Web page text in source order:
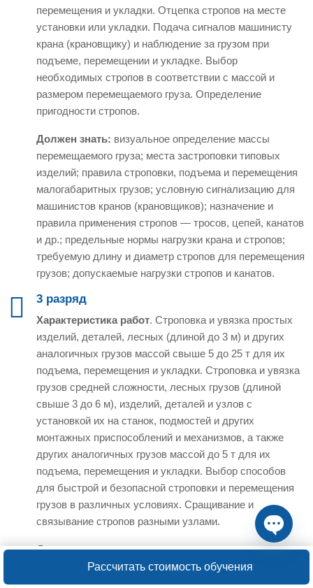
перемещения и укладки. Отцепка стропов на месте
установки или укладки. Подача сигналов машинисту
крана (крановщику) и наблюдение за грузом при
подъеме, перемещении и укладке. Выбор
необходимых стропов в соответствии с массой и
размером перемещаемого груза. Определение
пригодности стропов.
Должен знать: визуальное определение массы
перемещаемого груза; места застроповки типовых
изделий; правила строповки, подъема и перемещения
малогабаритных грузов; условную сигнализацию для
машинистов кранов (крановщиков); назначение и
правила применения стропов — тросов, цепей, канатов
и др.; предельные нормы нагрузки крана и стропов;
требуемую длину и диаметр стропов для перемещения
грузов; допускаемые нагрузки стропов и канатов.
3 разряд
Характеристика работ. Строповка и увязка простых
изделий, деталей, лесных (длиной до 3 м) и других
аналогичных грузов массой свыше 5 до 25 т для их
подъема, перемещения и укладки. Строповка и увязка
грузов средней сложности, лесных грузов (длиной
свыше 3 до 6 м), изделий, деталей и узлов с
установкой их на станок, подмостей и других
монтажных приспособлений и механизмов, а также
других аналогичных грузов массой до 5 т для их
подъема, перемещения и укладки. Выбор способов
для быстрой и безопасной строповки и перемещения
грузов в различных условиях. Сращивание и
связывание стропов разными узлами.
Должен знать:визуальное определение массы и
центра тяжести перемещаемых грузов; правила
строповки, подъема и перемещения простых тяжелых
Open
Рассчитать стоимость обучения